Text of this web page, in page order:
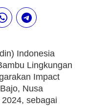
Indonesia
Lingkungan
Impact
Nusa
sebagai